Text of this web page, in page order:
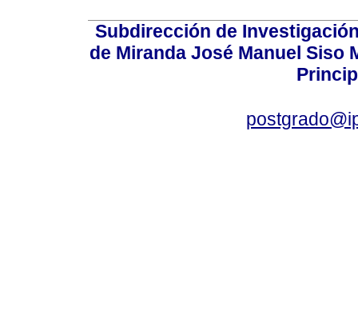
Subdirección de
de Miranda José Manuel Siso